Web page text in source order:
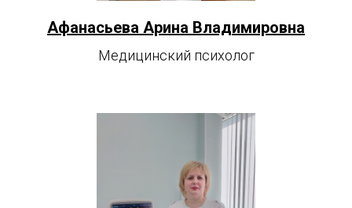
Афанасьева Арина Владимировна
Медицинский психолог